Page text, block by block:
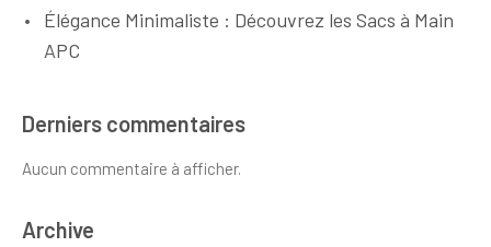
Élégance Minimaliste : Découvrez les Sacs à Main
APC
Derniers commentaires
Aucun commentaire à afficher.
Archive